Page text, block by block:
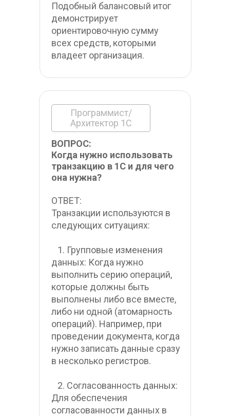
Подобный балансовый итог
демонстрирует
ориентировочную сумму
всех средств, которыми
владеет организация.
Программист/
Архитектор 1С
ВОПРОС:
Когда нужно использовать
транзакцию в 1С и для чего
она нужна?
ОТВЕТ:
Транзакции используются в
следующих ситуациях:
данных: Когда нужно
выполнить серию операций,
которые должны быть
выполнены либо все вместе,
либо ни одной (атомарность
операций). Например, при
проведении документа, когда
нужно записать данные сразу
в несколько регистров.
Для обеспечения
согласованности данных в